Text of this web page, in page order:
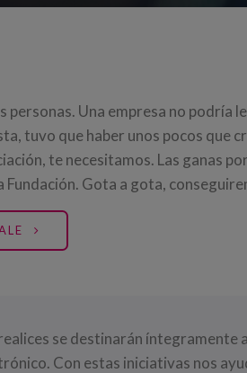
personas. Una empresa no podría
tuvo que haber unos pocos que
te necesitamos. Las ganas
Fundación. Gota a gota,
se destinarán
Con estas iniciativas nos